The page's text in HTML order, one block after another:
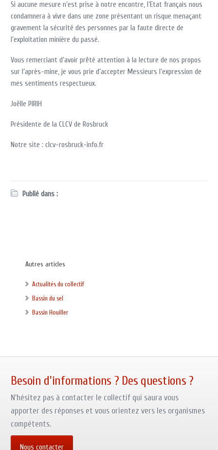
Si aucune mesure n’est prise à notre encontre, l’Etat français nous
condamnera à vivre dans une zone présentant un risque menaçant
gravement la sécurité des personnes par la faute directe de
l’exploitation minière du passé.
Vous remerciant d’avoir prêté attention à la lecture de nos propos
sur l’après-mine, je vous prie d’accepter Messieurs l’expression de
mes sentiments respectueux.
Joëlle PIRIH
Présidente de la CLCV de Rosbruck
Notre site : clcv-rosbruck-info.fr
Publié dans :
Autres articles
Actualités du collectif
Bassin du sel
Bassin Houiller
Besoin d'informations ? Des questions ?
N'hésitez pas à contacter le collectif qui saura vous
apporter des réponses et vous orientez vers les organismes
compétents.
Nous contacter